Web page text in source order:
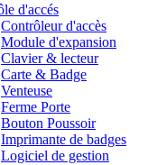
d'accés
Contrôleur d'accès
Module d'expansion
Clavier & lecteur
Carte & Badge
Venteuse
Ferme Porte
Bouton Poussoir
Imprimante de badges
Logiciel de gestion